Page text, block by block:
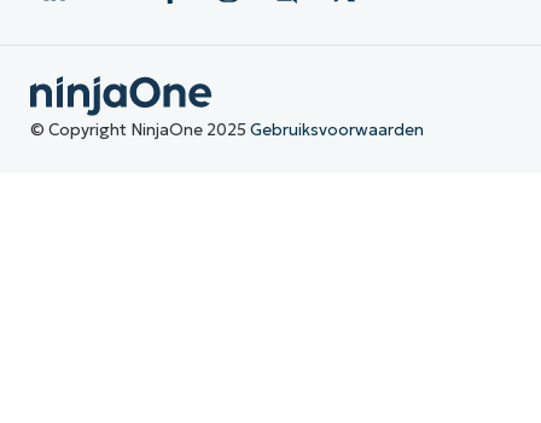
© Copyright NinjaOne 2025 Gebruiksvoorwaarden